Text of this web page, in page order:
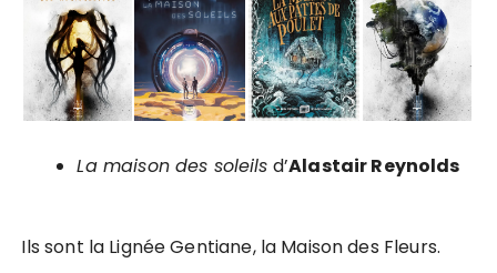
La maison des soleils d’Alastair Reynolds
Ils sont la Lignée Gentiane, la Maison des Fleurs.